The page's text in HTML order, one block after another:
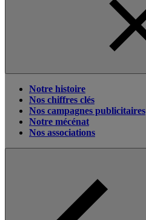
Notre histoire
Nos chiffres clés
Nos campagnes publicitaires
Notre mécénat
Nos associations